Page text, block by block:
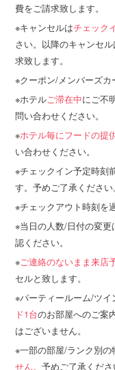
費をご請求致します。
キャンセルはチェック
さい。以降のキャンセ
求致します。
クーポン/メンバーズカ
ホテルご滞在中にご不
問い合わせください。
ホテル毎にフードの提
い合わせください。
チェックイン予定時刻
す。予めご了承ください。
チェックアウト時刻を
当日の人数/日付の変
認ください。
ご連絡のないまま来店
セルと致します。
パーティールーム/ツ
ド1台のお部屋へのご案
はございません。
一部の部屋/ランク別の
せん。予めご了承くださ